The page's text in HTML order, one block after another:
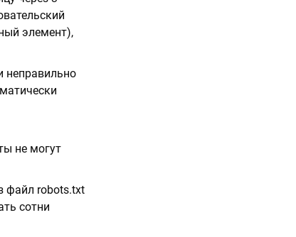
элемент),
неправильно
не могут
файл robots.txt
сотни